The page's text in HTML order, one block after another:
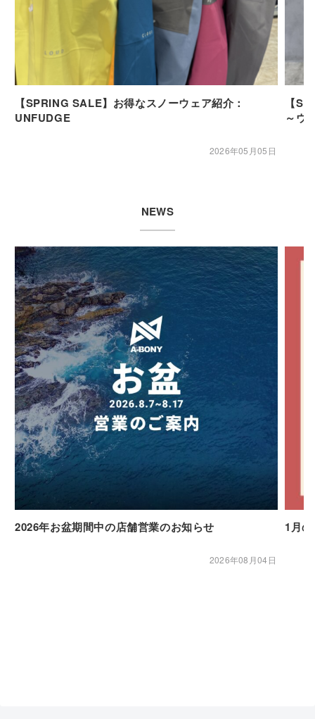
【SPRING SALE】お得なスノーウェア紹介：
UNFUDGE
2026年05月05日
【
～ウ
NEWS
2026年お盆期間中の店舗営業のお知らせ
2026年08月04日
1月